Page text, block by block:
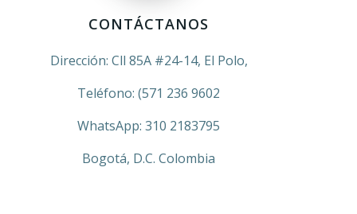
CONTÁCTANOS
Dirección: Cll 85A #24-14, El Polo,
Teléfono: (571 236 9602
WhatsApp: 310 2183795
Bogotá, D.C. Colombia